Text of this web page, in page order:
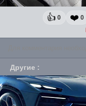
👍 0 ❤️ 0
Другие :